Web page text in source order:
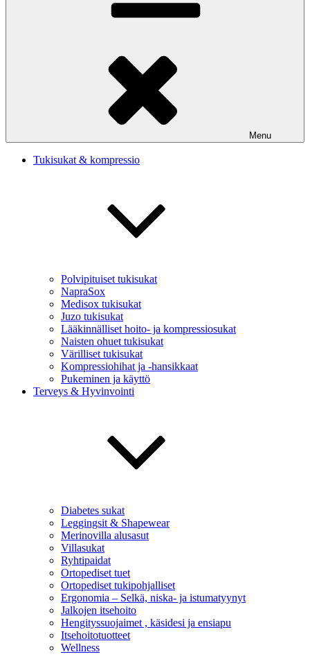
Menu
Tukisukat & kompressio
Polvipituiset tukisukat
NapraSox
Medisox tukisukat
Juzo tukisukat
Lääkinnälliset hoito- ja kompressiosukat
Naisten ohuet tukisukat
Värilliset tukisukat
Kompressiohihat ja -hansikkaat
Pukeminen ja käyttö
Terveys & Hyvinvointi
Diabetes sukat
Leggingsit & Shapewear
Merinovilla alusasut
Villasukat
Ryhtipaidat
Ortopediset tuet
Ortopediset tukipohjalliset
Ergonomia – Selkä, niska- ja istumatyynyt
Jalkojen itsehoito
Hengityssuojaimet , käsidesi ja ensiapu
Itsehoitotuotteet
Wellness